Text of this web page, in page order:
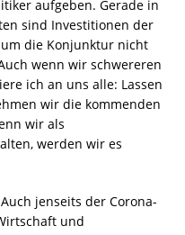
aufgeben. Gerade in
sind Investitionen der
die Konjunktur nicht
wenn wir schwereren
ich an uns alle: Lassen
wir die kommenden
wir als
werden wir es
Auch jenseits der Corona-
und